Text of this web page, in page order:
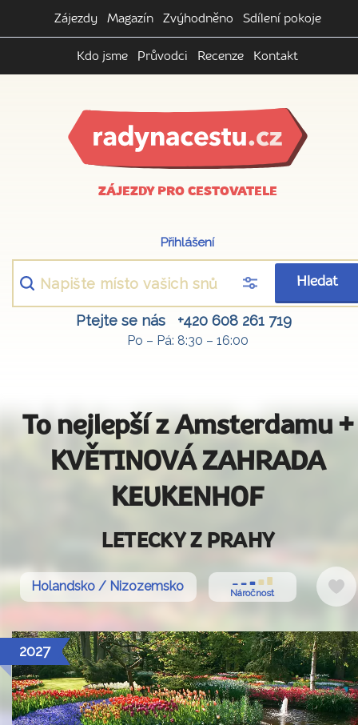
Zájezdy Magazín Zvýhodněno Sdílení pokoje
Kdo jsme Průvodci Recenze Kontakt
ZÁJEZDY PRO CESTOVATELE
Přihlášení
Hledat
Ptejte se nás +420 608 261 719
Po – Pá: 8:30 – 16:00
To nejlepší z Amsterdamu +
KVĚTINOVÁ ZAHRADA
KEUKENHOF
LETECKY Z PRAHY
Holandsko / Nizozemsko Náročnost
2027